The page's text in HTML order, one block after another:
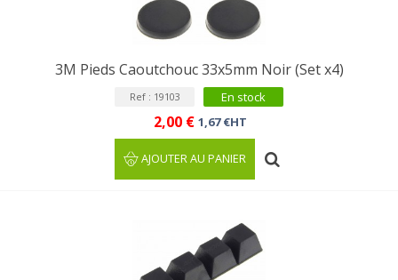
3M Pieds Caoutchouc 33x5mm Noir (Set x4)
Ref : 19103 En stock
2,00 € 1,67 €HT
AJOUTER AU PANIER